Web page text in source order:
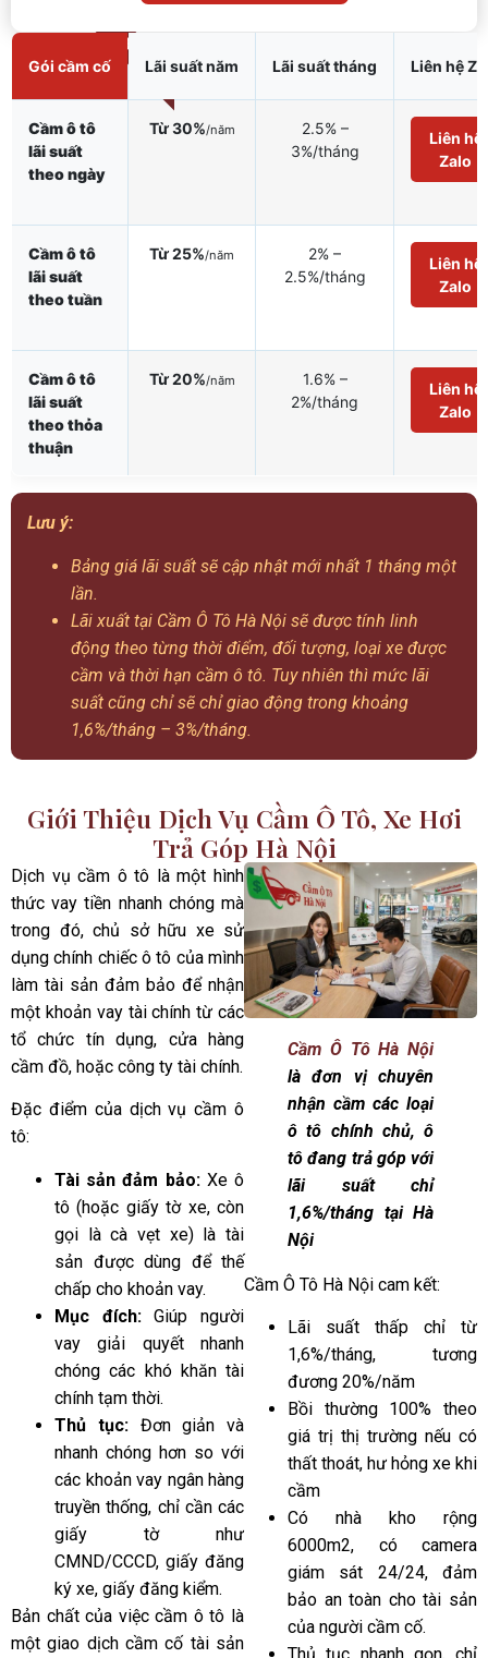
NỔI BẬT
Gói cầm cố Lãi suất năm Lãi suất tháng Liên hệ
Cầm ô tô
lãi suất
theo ngày
Từ 30%/năm
2.5% –
3%/tháng
Liên hệ
Zalo
Cầm ô tô
lãi suất
theo tuần
Từ 25%/năm
2% –
2.5%/tháng
Liên hệ
Zalo
Cầm ô tô
lãi suất
theo thỏa
thuận
Từ 20%/năm
1.6% –
2%/tháng
Liên hệ
Zalo
Lưu ý:
Bảng giá lãi suất sẽ cập nhật mới nhất 1 tháng một
lần.
Lãi xuất tại Cầm Ô Tô Hà Nội sẽ được tính linh
động theo từng thời điểm, đối tượng, loại xe được
cầm và thời hạn cầm ô tô. Tuy nhiên thì mức lãi
suất cũng chỉ sẽ chỉ giao động trong khoảng
1,6%/tháng – 3%/tháng.
Giới Thiệu Dịch Vụ Cầm Ô Tô, Xe Hơi
Trả Góp Hà Nội
Dịch vụ cầm ô tô là một hình
thức vay tiền nhanh chóng mà
trong đó, chủ sở hữu xe sử
dụng chính chiếc ô tô của mình
làm tài sản đảm bảo để nhận
một khoản vay tài chính từ các
tổ chức tín dụng, cửa hàng
cầm đồ, hoặc công ty tài chính.
Đặc điểm của dịch vụ cầm ô
tô:
Tài sản đảm bảo:Xe ô
tô (hoặc giấy tờ xe, còn
gọi là cà vẹt xe) là tài
sản được dùng để thế
chấp cho khoản vay.
Mục đích:Giúp người
vay giải quyết nhanh
chóng các khó khăn tài
chính tạm thời.
Thủ tục:Đơn giản và
nhanh chóng hơn so với
các khoản vay ngân hàng
truyền thống, chỉ cần các
giấy tờ như
CMND/CCCD, giấy đăng
ký xe, giấy đăng kiểm.
Bản chất của việc cầm ô tô là
một giao dịch cầm cố tài sản
Cầm Ô Tô Hà Nội
là đơn vị chuyên
nhận cầm các loại
ô tô chính chủ, ô
tô đang trả góp với
lãi suất chỉ
1,6%/tháng tại Hà
Nội
Cầm Ô Tô Hà Nội cam kết:
Lãi suất thấp chỉ từ
1,6%/tháng, tương
đương 20%/năm
Bồi thường 100% theo
giá trị thị trường nếu có
thất thoát, hư hỏng xe khi
cầm
Có nhà kho rộng
6000m2, có camera
giám sát 24/24, đảm
bảo an toàn cho tài sản
của người cầm cố.